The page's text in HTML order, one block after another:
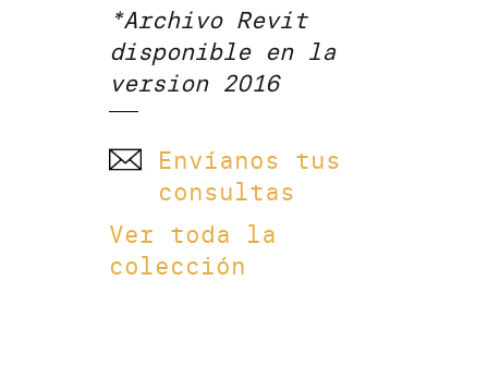
*Archivo Revit
disponible en la
version 2016
Envíanos tus
consultas
Ver toda la
colección